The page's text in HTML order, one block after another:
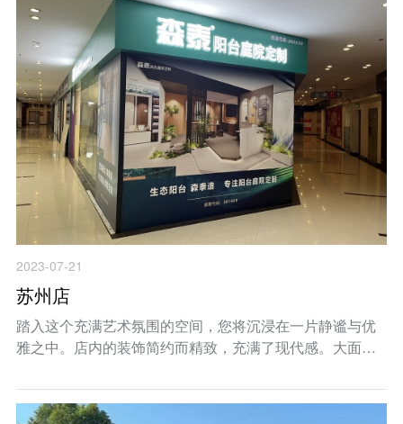
2023-07-21
苏州店
踏入这个充满艺术氛围的空间，您将沉浸在一片静谧与优
雅之中。店内的装饰简约而精致，充满了现代感。大面积
置身于大自然中。 在这里，您将发现森泰阳台庭院定制品
牌的独特魅力。展示区展示着各式各样的定制阳...